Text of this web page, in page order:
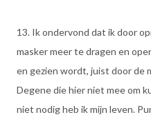
13. Ik ondervond dat ik door
masker meer te dragen en
en gezien wordt, juist door de
Degene die hier niet mee om
niet nodig heb ik mijn leven.